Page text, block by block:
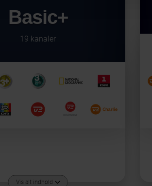
Basic+
19 kanaler
Vis alt indhold